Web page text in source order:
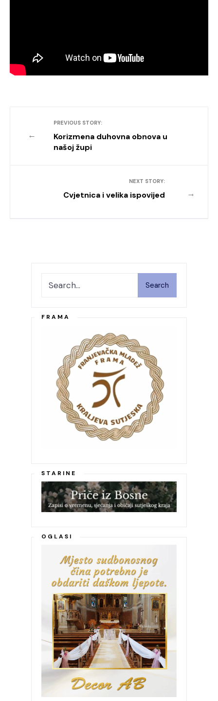
←
PREVIOUS STORY:
Korizmena duhovna obnova u
našoj župi
→
NEXT STORY:
Cvjetnica i velika ispovijed
Search
FRAMA
STARINE
OGLASI